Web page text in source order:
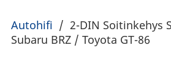
Autohifi / 2-DIN Soitinkehys
Subaru BRZ / Toyota GT-86